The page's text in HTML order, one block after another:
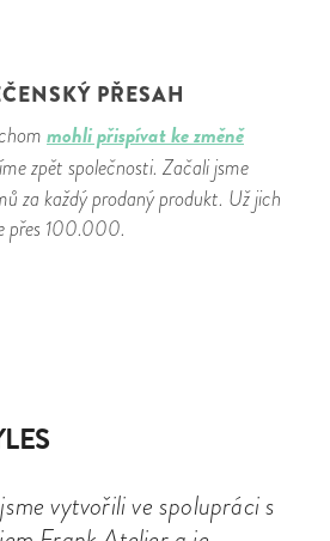
PŘESAH
mohli přispívat ke změně
zpět společnosti. Začali jsme
za každý prodaný produkt. Už jich
přes 100.000.
vytvořili ve spolupráci s